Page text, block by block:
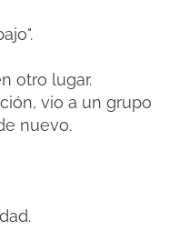
otro lugar.
vio a un grupo
nuevo.